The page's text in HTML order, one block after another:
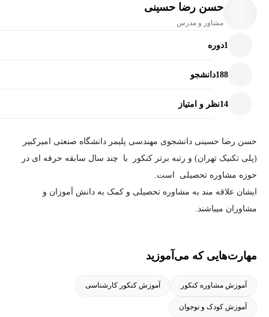
حسن رضا حسینی
مشاور و مدرس
1دوره
188دانشجو
14نظر و امتیاز
حسن رضا حسینی دانشجوی مهندسی پلیمر دانشگاه صنعتی امیرکبیر
(پلی تکنیک تهران) و رتبه برتر کنکور با چند سال سابقه حرفه ای در
حوزه مشاوره تحصیلی است.
ایشان علاقه مند به مشاوره تحصیلی و کمک به دانش آموزان و
مشاوران میباشند.
دلیل سبک کاری و تعاملش و نتایج درخشان همواره مورد استقبال دانش
همچنین سابقه همکاری با چندین موسسه آموزشی مطرح کشور را در
کارنامه خود دارند.
مهارت‌هایی که می‌آموزید
آموزش مشاوره کنکور آموزش کنکور کارشناسی
آموزش کودک و نوجوان